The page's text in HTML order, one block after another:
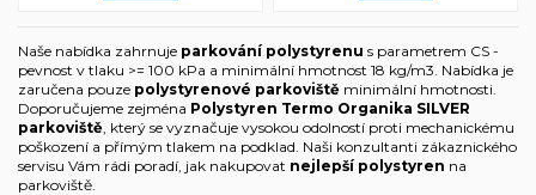
Naše nabídka zahrnuje parkování polystyrenu s parametrem CS -
pevnost v tlaku >= 100 kPa a minimální hmotnost 18 kg/m3. Nabídka je
zaručena pouze polystyrenové parkoviště minimální hmotnosti.
Doporučujeme zejména Polystyren Termo Organika SILVER
parkoviště , který se vyznačuje vysokou odolností proti mechanickému
poškození a přímým tlakem na podklad. Naši konzultanti zákaznického
servisu Vám rádi poradí, jak nakupovat nejlepší polystyren na
parkoviště.